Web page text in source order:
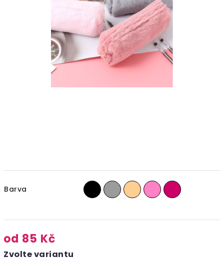
Barva
od 85 Kč
Zvolte variantu